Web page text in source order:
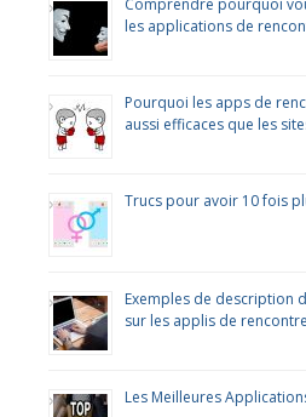
Comprendre pourquoi
les applications de
Pourquoi les apps de
aussi efficaces que les
Trucs pour avoir 10 fois
Exemples de description
sur les applis de
Les Meilleures